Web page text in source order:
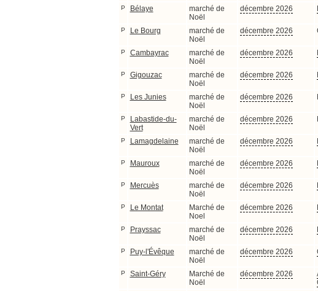
P Bélaye
marché de
Noël
décembre 2026
P Le Bourg
marché de
Noël
décembre 2026
P Cambayrac
marché de
Noël
décembre 2026
P Gigouzac
marché de
Noël
décembre 2026
P Les Junies
marché de
Noël
décembre 2026
P
Labastide-du-
Vert
marché de
Noël
décembre 2026
P Lamagdelaine
marché de
Noël
décembre 2026
P Mauroux
marché de
Noël
décembre 2026
P Mercuès
marché de
Noël
décembre 2026
P Le Montat
Marché de
Noel
décembre 2026
P Prayssac
marché de
Noël
décembre 2026
P Puy-l'Évêque
marché de
Noël
décembre 2026
P Saint-Géry
Marché de
Noël
décembre 2026